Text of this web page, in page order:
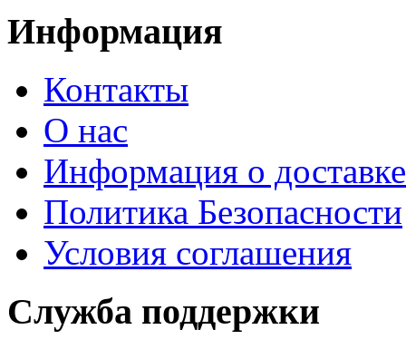
Информация
Контакты
О нас
Информация о доставке
Политика Безопасности
Условия соглашения
Служба поддержки